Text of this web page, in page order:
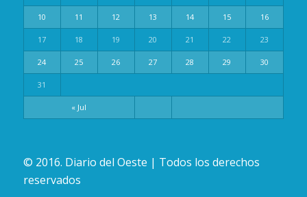
« Jul
10 11 12 13 14 15 16
17 18 19 20 21 22 23
24 25 26 27 28 29 30
31
© 2016. Diario del Oeste | Todos los derechos
reservados